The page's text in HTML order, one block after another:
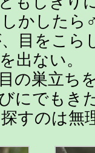
かしたら
目をこら
出ない。
の巣立
にでもき
すのは無